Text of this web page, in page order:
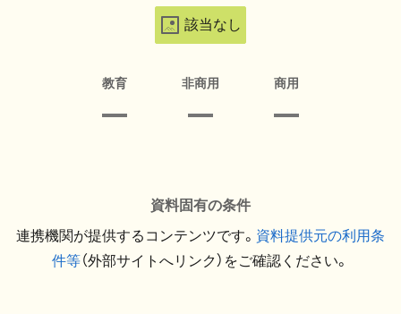
該当なし
教育 非商用 商用
資料固有の条件
連携機関が提供するコンテンツです。 資料提供元の利用条
件等（外部サイトへリンク）をご確認ください。